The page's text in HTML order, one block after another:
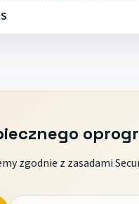
zgodnie z zasadami